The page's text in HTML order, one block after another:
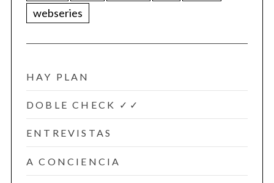
webseries
HAY PLAN
DOBLE CHECK ✓✓
ENTREVISTAS
A CONCIENCIA